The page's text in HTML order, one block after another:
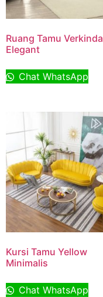
Ruang Tamu Verkinda
Elegant
Chat WhatsApp
Kursi Tamu Yellow
Minimalis
Chat WhatsApp